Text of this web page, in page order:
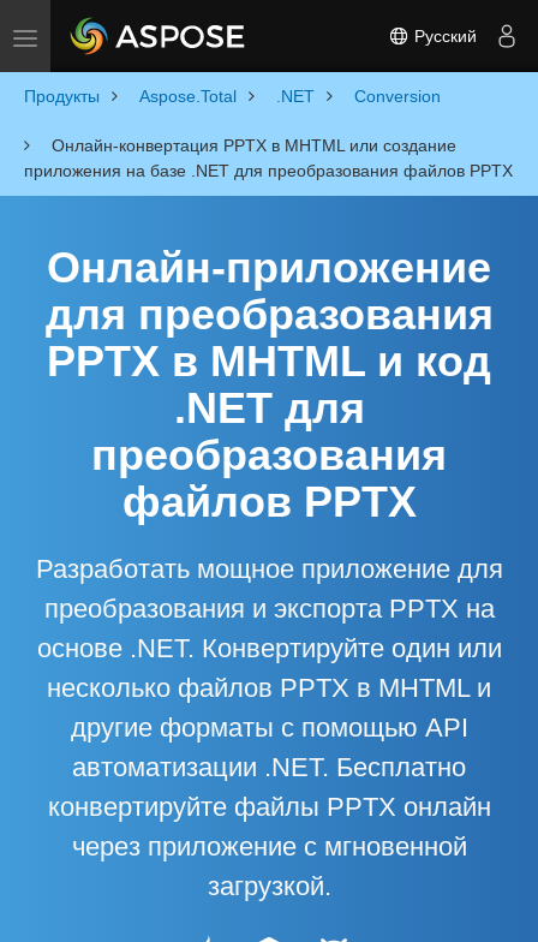
Toggle navigation Русский
Продукты Aspose.Total .NET Conversion
Онлайн-конвертация PPTX в MHTML или создание
приложения на базе .NET для преобразования файлов PPTX
Онлайн-приложение
для преобразования
PPTX в MHTML и код
.NET для
преобразования
файлов PPTX
Разработать мощное приложение для
преобразования и экспорта PPTX на
основе .NET. Конвертируйте один или
несколько файлов PPTX в MHTML и
другие форматы с помощью API
автоматизации .NET. Бесплатно
конвертируйте файлы PPTX онлайн
через приложение с мгновенной
загрузкой.